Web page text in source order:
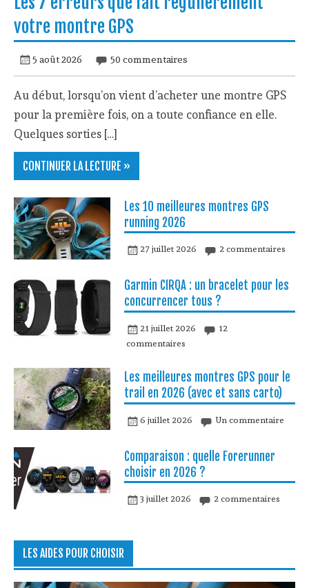
votre montre GPS
5 août 2026 50 commentaires
Au début, lorsqu’on vient d’acheter une montre GPS
pour la première fois, on a toute confiance en elle.
Quelques sorties […]
CONTINUER LA LECTURE »
Les 10 meilleures montres GPS
running 2026
27 juillet 2026 2 commentaires
Garmin CIRQA : un bracelet pour les
concurrencer tous ?
21 juillet 2026
12
commentaires
Les meilleures montres GPS pour le
trail en 2026 (avec et sans carto)
6 juillet 2026 Un commentaire
Comparaison : quelle Forerunner
choisir en 2026 ?
3 juillet 2026 2 commentaires
LES AIDES POUR CHOISIR